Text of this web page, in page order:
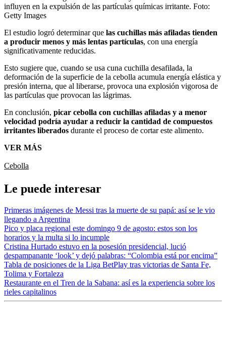
influyen en la expulsión de las partículas químicas irritante. Foto:
Getty Images
El estudio logró determinar que las cuchillas más afiladas tienden
a producir menos y más lentas partículas, con una energía
significativamente reducidas.
Esto sugiere que, cuando se usa cuna cuchilla desafilada, la
deformación de la superficie de la cebolla acumula energía elástica y
presión interna, que al liberarse, provoca una explosión vigorosa de
las partículas que provocan las lágrimas.
En conclusión, picar cebolla con cuchillas afiladas y a menor
velocidad podría ayudar a reducir la cantidad de compuestos
irritantes liberados durante el proceso de cortar este alimento.
VER MÁS
Cebolla
Le puede interesar
Primeras imágenes de Messi tras la muerte de su papá: así se le vio
llegando a Argentina
Pico y placa regional este domingo 9 de agosto: estos son los
horarios y la multa si lo incumple
Cristina Hurtado estuvo en la posesión presidencial, lució
despampanante ‘look’ y dejó palabras: “Colombia está por encima”
Tabla de posiciones de la Liga BetPlay tras victorias de Santa Fe,
Tolima y Fortaleza
Restaurante en el Tren de la Sabana: así es la experiencia sobre los
rieles capitalinos